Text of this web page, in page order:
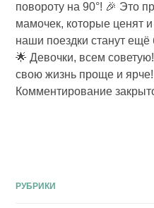
повороту на 90°! 🎉 Это
мамочек, которые ценят
наши поездки станут ещё
🌟 Девочки, всем
свою жизнь проще и
Комментирование
РУБРИКИ